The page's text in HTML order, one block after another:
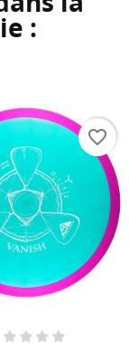
:
favorite_border